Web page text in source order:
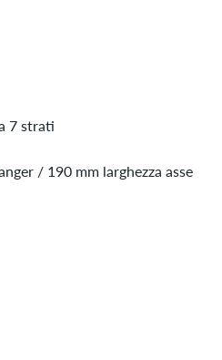
7 strati
/ 190 mm larghezza asse